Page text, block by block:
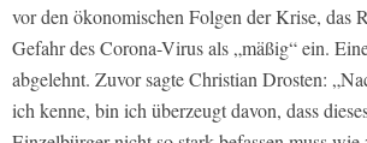
vor den ökonomischen Folgen der Krise, das
Gefahr des Corona-Virus als „mäßig“ ein.
abgelehnt. Zuvor sagte Christian Drosten:
ich kenne, bin ich überzeugt davon, dass